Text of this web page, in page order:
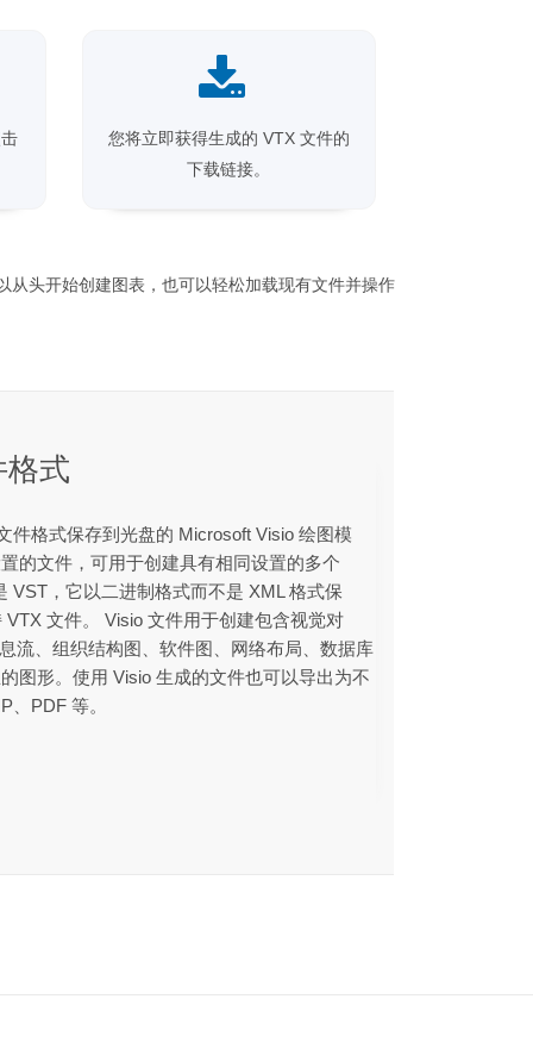
您将立即获得生成的 VTX 文件的
下载链接。
头开始创建图表，也可以轻松加载现有文件并操作
式
件格式保存到光盘的 Microsoft Visio 绘图模
的文件，可用于创建具有相同设置的多个
VST，它以二进制格式而不是 XML 格式保
文件。 Visio 文件用于创建包含视觉对
流、组织结构图、软件图、网络布局、数据库
图形。使用 Visio 生成的文件也可以导出为不
、PDF 等。